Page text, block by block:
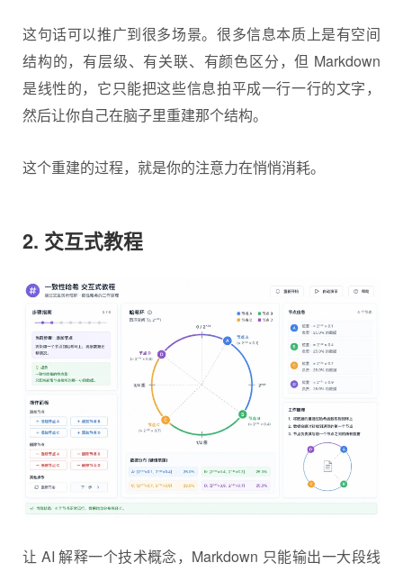
这句话可以推广到很多场景。很多信息本质上是有空间
结构的，有层级、有关联、有颜色区分，但 Markdown
是线性的，它只能把这些信息拍平成一行一行的文字，
然后让你自己在脑子里重建那个结构。
这个重建的过程，就是你的注意力在悄悄消耗。
2. 交互式教程
让 AI 解释一个技术概念，Markdown 只能输出一大段线